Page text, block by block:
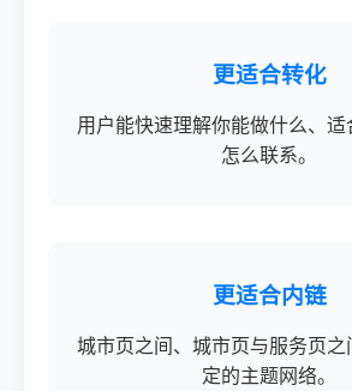
更适合转化
用户能快速理解你能做什么、适
怎么联系。
更适合内链
城市页之间、城市页与服务页之
定的主题网络。